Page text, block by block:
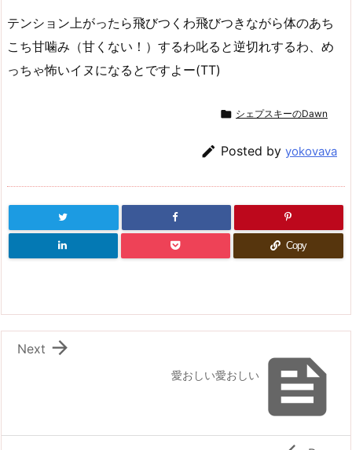
テンション上がったら飛びつくわ飛びつきながら体のあち
こち甘噛み（甘くない！）するわ叱ると逆切れするわ、め
っちゃ怖いイヌになるとですよー(TT)
 シェプスキーのDawn
 Posted by yokovava
Copy

愛おしい愛おしい

Next